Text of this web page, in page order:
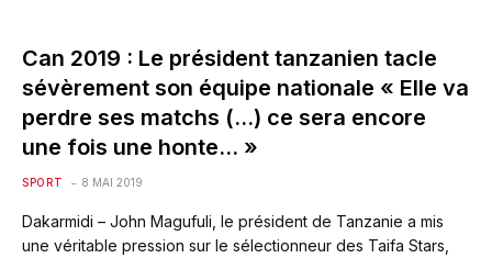
Can 2019 : Le président tanzanien tacle
sévèrement son équipe nationale « Elle va
perdre ses matchs (…) ce sera encore
une fois une honte… »
SPORT 8 MAI 2019
Dakarmidi – John Magufuli, le président de Tanzanie a mis
une véritable pression sur le sélectionneur des Taifa Stars,